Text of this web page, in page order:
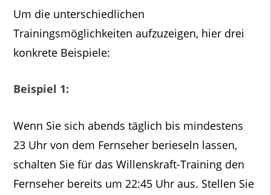
Um die unterschiedlichen
Trainingsmöglichkeiten aufzuzeigen, hier drei
konkrete Beispiele:
Beispiel 1:
Wenn Sie sich abends täglich bis mindestens
23 Uhr von dem Fernseher berieseln lassen,
schalten Sie für das Willenskraft-Training den
Fernseher bereits um 22:45 Uhr aus. Stellen Sie